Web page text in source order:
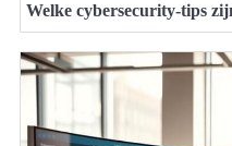
Welke cybersecurity-tips